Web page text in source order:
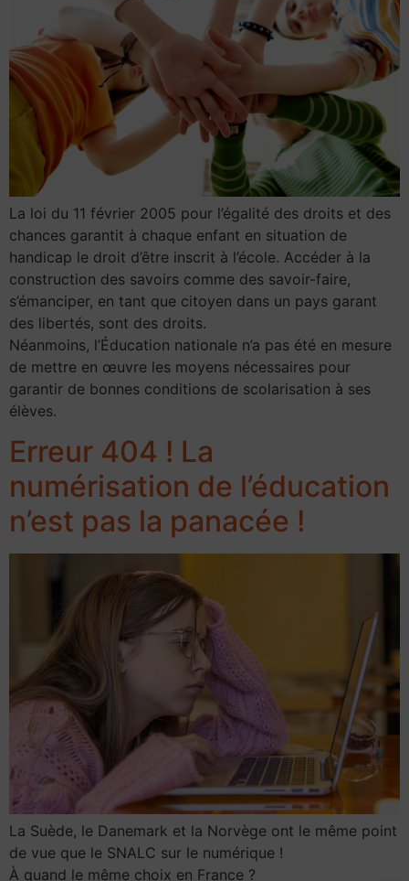
La loi du 11 février 2005 pour l’égalité des droits et des
chances garantit à chaque enfant en situation de
handicap le droit d’être inscrit à l’école. Accéder à la
construction des savoirs comme des savoir-faire,
s’émanciper, en tant que citoyen dans un pays garant
des libertés, sont des droits.
Néanmoins, l’Éducation nationale n’a pas été en mesure
de mettre en œuvre les moyens nécessaires pour
garantir de bonnes conditions de scolarisation à ses
élèves.
Erreur 404 ! La
numérisation de l’éducation
n’est pas la panacée !
La Suède, le Danemark et la Norvège ont le même point
de vue que le SNALC sur le numérique !
À quand le même choix en France ?